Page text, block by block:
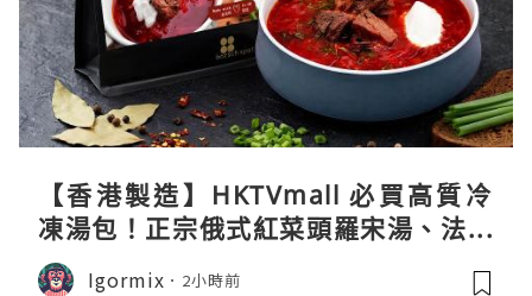
【香港製造】HKTVmall 必買高質冷
凍湯包！正宗俄式紅菜頭羅宋湯、法式
龍蝦濃湯與生酮膠原蛋白骨頭湯全攻略
Igormix 2小時前